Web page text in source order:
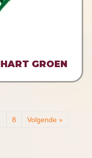
GROEN
8 Volgende »